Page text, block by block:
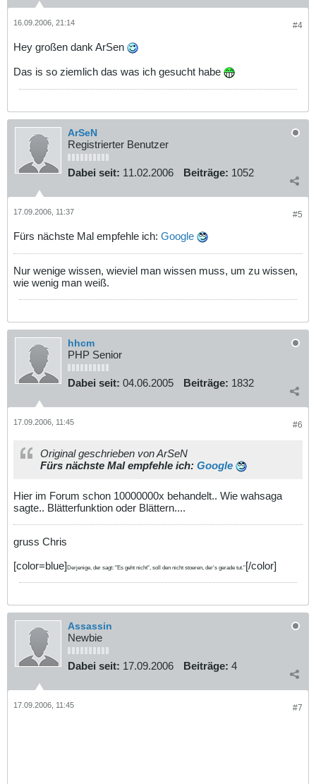
#4
16.09.2006, 21:14
Hey großen dank ArSen
Das is so ziemlich das was ich gesucht habe
ArSeN
Registrierter Benutzer
Dabei seit: 11.02.2006 Beiträge: 1052
#5
17.09.2006, 11:37
Fürs nächste Mal empfehle ich: Google
Nur wenige wissen, wieviel man wissen muss, um zu wissen,
wie wenig man weiß.
hhcm
PHP Senior
Dabei seit: 04.06.2005 Beiträge: 1832
#6
17.09.2006, 11:45
Original geschrieben von ArSeN
Fürs nächste Mal empfehle ich: Google
Hier im Forum schon 10000000x behandelt.. Wie wahsaga
sagte.. Blätterfunktion oder Blättern....
gruss Chris
[color=blue]Derjenige, der sagt: "Es geht nicht", soll den nicht stoeren, der's gerade tut."[/color]
Assassin
Newbie
Dabei seit: 17.09.2006 Beiträge: 4
#7
17.09.2006, 11:45